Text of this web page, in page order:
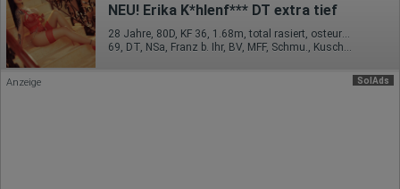
NEU! Erika K*hlenf*** DT extra tief
SolAds
Anzeige